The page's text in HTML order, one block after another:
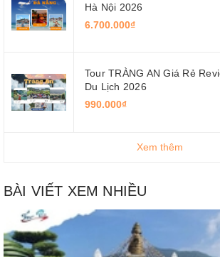
Hà Nội 2026
6.700.000₫
Tour TRÀNG AN Giá Rẻ
Du Lịch 2026
990.000₫
Xem thêm
BÀI VIẾT XEM NHIỀU